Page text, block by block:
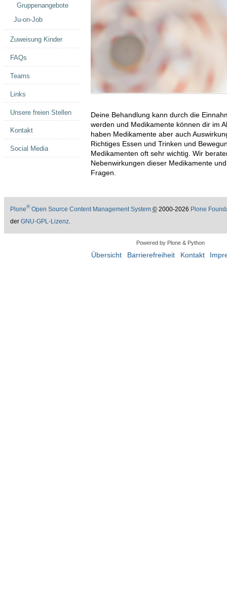
Deine Behandlung kann durch die
werden und Medikamente können dir im
haben Medikamente aber auch
Richtiges Essen und Trinken und
Medikamenten oft sehr wichtig. Wir
Nebenwirkungen dieser Medikamente
Fragen.
Gruppenangebote
Ju-on-Job
Zuweisung Kinder
FAQs
Teams
Links
Unsere freien Stellen
Kontakt
Social Media
Plone®Open Source Content Management System ©2000-2026 Plone
der GNU-GPL-Lizenz.
Powered by Plone & Python
Übersicht Barrierefreiheit Kontakt